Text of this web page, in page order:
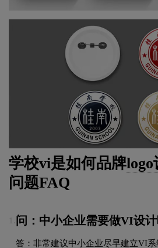
学校vi是如何品牌logo
问题FAQ
问：中小企业需要做VI设计
答：非常建议中小企业尽早建立VI